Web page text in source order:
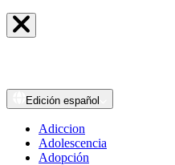
Edición español
Adiccion
Adolescencia
Adopción